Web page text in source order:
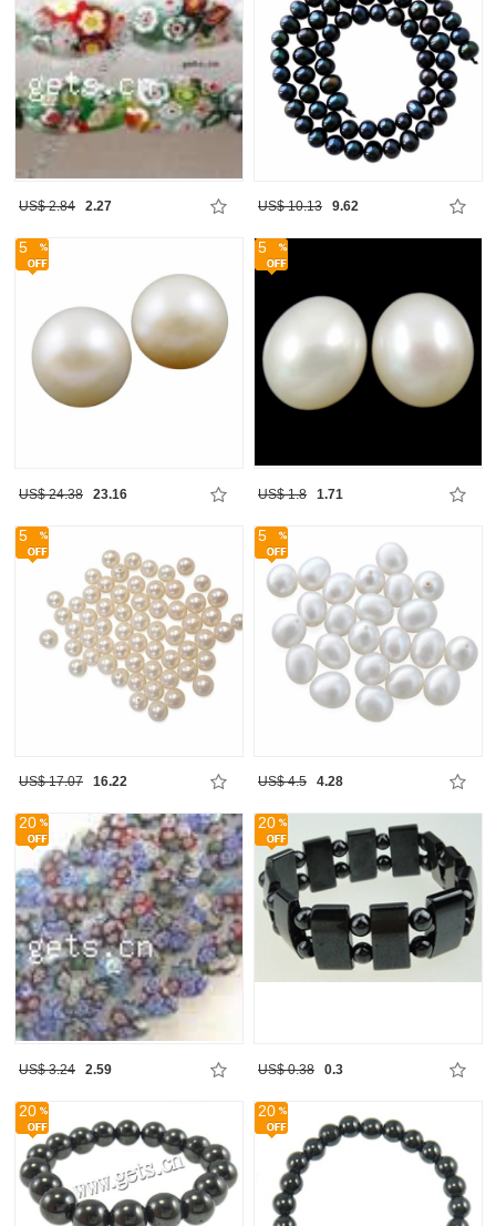
US$ 2.84 2.27 US$ 10.13 9.62
5
US$ 24.38 23.16
5
US$ 1.8 1.71
5
US$ 17.07 16.22
5
US$ 4.5 4.28
20
US$ 3.24 2.59
20
US$ 0.38 0.3
20 20